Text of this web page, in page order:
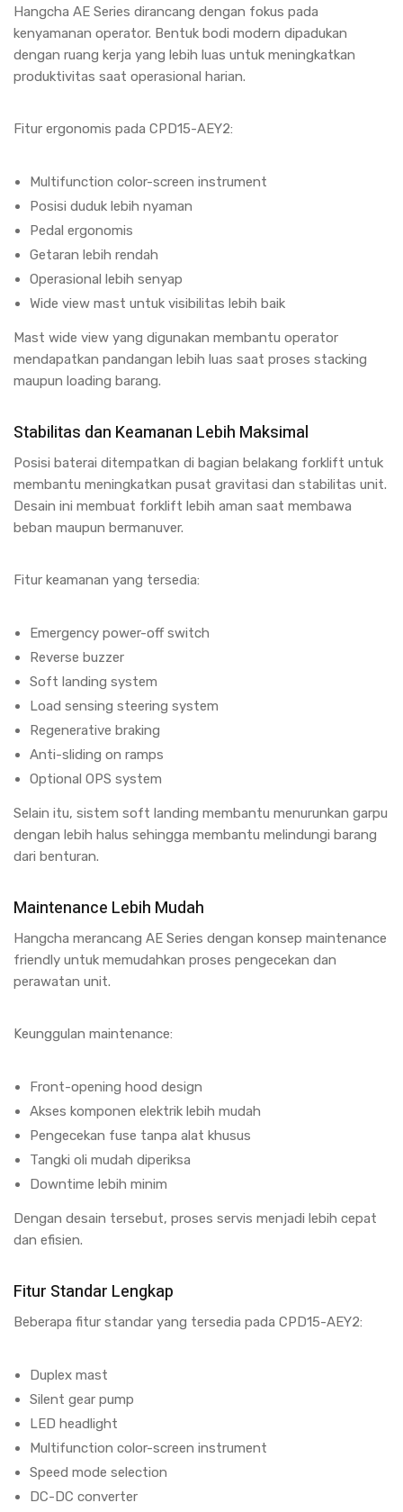
Hangcha AE Series dirancang dengan fokus pada
kenyamanan operator. Bentuk bodi modern dipadukan
dengan ruang kerja yang lebih luas untuk meningkatkan
produktivitas saat operasional harian.
Fitur ergonomis pada CPD15-AEY2:
Multifunction color-screen instrument
Posisi duduk lebih nyaman
Pedal ergonomis
Getaran lebih rendah
Operasional lebih senyap
Wide view mast untuk visibilitas lebih baik
Mast wide view yang digunakan membantu operator
mendapatkan pandangan lebih luas saat proses stacking
maupun loading barang.
Stabilitas dan Keamanan Lebih Maksimal
Posisi baterai ditempatkan di bagian belakang forklift untuk
membantu meningkatkan pusat gravitasi dan stabilitas unit.
Desain ini membuat forklift lebih aman saat membawa
beban maupun bermanuver.
Fitur keamanan yang tersedia:
Emergency power-off switch
Reverse buzzer
Soft landing system
Load sensing steering system
Regenerative braking
Anti-sliding on ramps
Optional OPS system
Selain itu, sistem soft landing membantu menurunkan garpu
dengan lebih halus sehingga membantu melindungi barang
dari benturan.
Maintenance Lebih Mudah
Hangcha merancang AE Series dengan konsep maintenance
friendly untuk memudahkan proses pengecekan dan
perawatan unit.
Keunggulan maintenance:
Front-opening hood design
Akses komponen elektrik lebih mudah
Pengecekan fuse tanpa alat khusus
Tangki oli mudah diperiksa
Downtime lebih minim
Dengan desain tersebut, proses servis menjadi lebih cepat
dan efisien.
Fitur Standar Lengkap
Beberapa fitur standar yang tersedia pada CPD15-AEY2:
Duplex mast
Silent gear pump
LED headlight
Multifunction color-screen instrument
Speed mode selection
DC-DC converter